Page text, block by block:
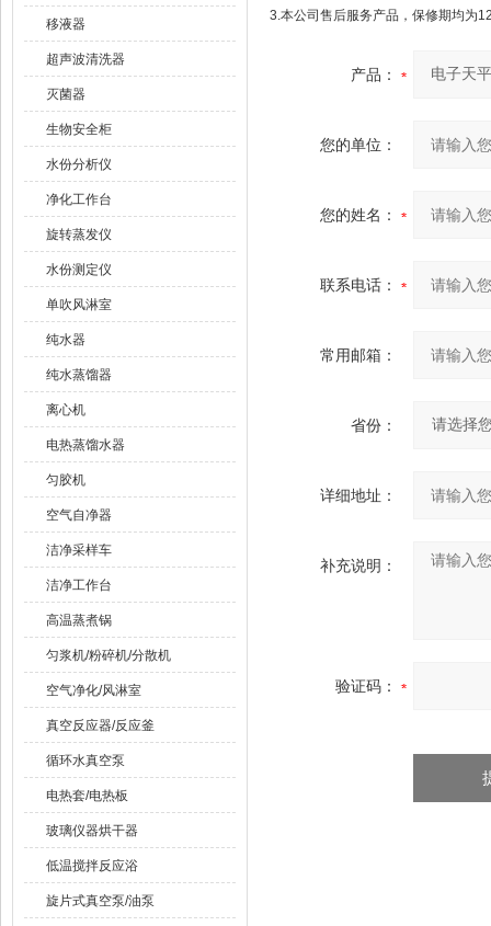
移液器
超声波清洗器
灭菌器
生物安全柜
水份分析仪
净化工作台
旋转蒸发仪
水份测定仪
单吹风淋室
纯水器
纯水蒸馏器
离心机
电热蒸馏水器
匀胶机
空气自净器
洁净采样车
洁净工作台
高温蒸煮锅
匀浆机/粉碎机/分散机
空气净化/风淋室
真空反应器/反应釜
循环水真空泵
电热套/电热板
玻璃仪器烘干器
低温搅拌反应浴
旋片式真空泵/油泵
3.本公司售后服务产品，保修期均为
产品：
您的单位：
您的姓名：
联系电话：
常用邮箱：
省份：
详细地址：
补充说明：
验证码：